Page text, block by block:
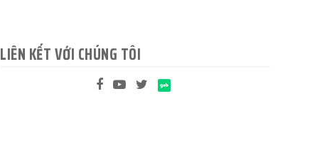
LIÊN KẾT VỚI CHÚNG TÔI